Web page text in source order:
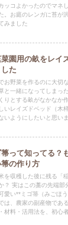
ッコよかったのでマネ
。お庭のレンガに苔が
みました
園用の畝をレイ
た
お野菜を作るのに大切
と一緒になってしまっ
りとする畝がなかなか
いレイズドベッド（木
いようにしたいと思いま
箒って知ってる？
箒の作り方
を収穫した後に残る「
？ 実はこの藁の先端部
愛い**ミゴ箒（みごほ
は、農家の副産物であ
材料・活用法を、初心